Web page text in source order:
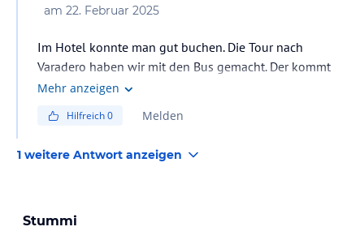
am 22. Februar 2025
Im Hotel konnte man gut buchen. Die Tour nach
Varadero haben wir mit den Bus gemacht. Der kommt
Direkt bis zum Hotel Eingang....5 Dollar Pro Person,
fahren. Der Bus kommt auch am Hotel wieder zurück. Ab
fahren...(habe ich nur gehört).
Mehr anzeigen
Hilfreich0 Melden
1 weitere Antwort anzeigen
Stummi